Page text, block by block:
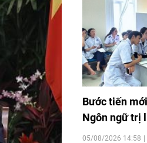
Bước tiến
Ngôn ngữ trị
05/08/2026 14:58